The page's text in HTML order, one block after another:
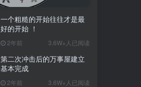
一个粗糙的开始往往才是最
好的开始 ！
2年前 3.6W+人已阅读
第二次冲击后的万事屋建立
基本完成
2年前 3.6W+人已阅读